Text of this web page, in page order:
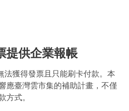
提供企業報帳
獲得發票且只能刷卡付款。本
應臺灣雲市集的補助計畫，不僅
方式。